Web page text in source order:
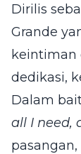
Dirilis
Grande
keintiman
dedikasi,
Dalam
all I need,